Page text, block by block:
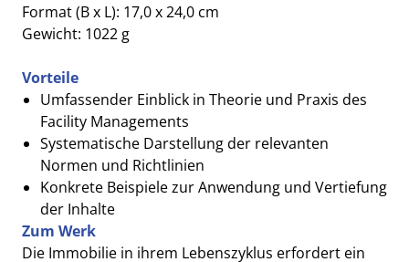
Format (B x L): 17,0 x 24,0 cm
Gewicht: 1022 g
Vorteile
Umfassender Einblick in Theorie und Praxis des
Facility Managements
Systematische Darstellung der relevanten
Normen und Richtlinien
Konkrete Beispiele zur Anwendung und Vertiefung
der Inhalte
Zum Werk
Die Immobilie in ihrem Lebenszyklus erfordert ein